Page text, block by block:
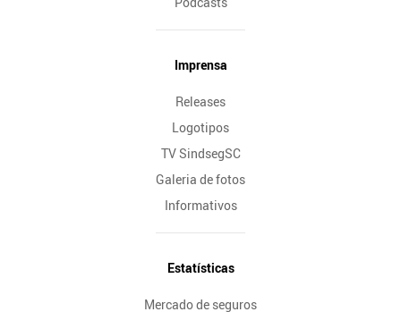
Imprensa
Releases
Logotipos
TV SindsegSC
Galeria de fotos
Informativos
Estatísticas
Mercado de seguros